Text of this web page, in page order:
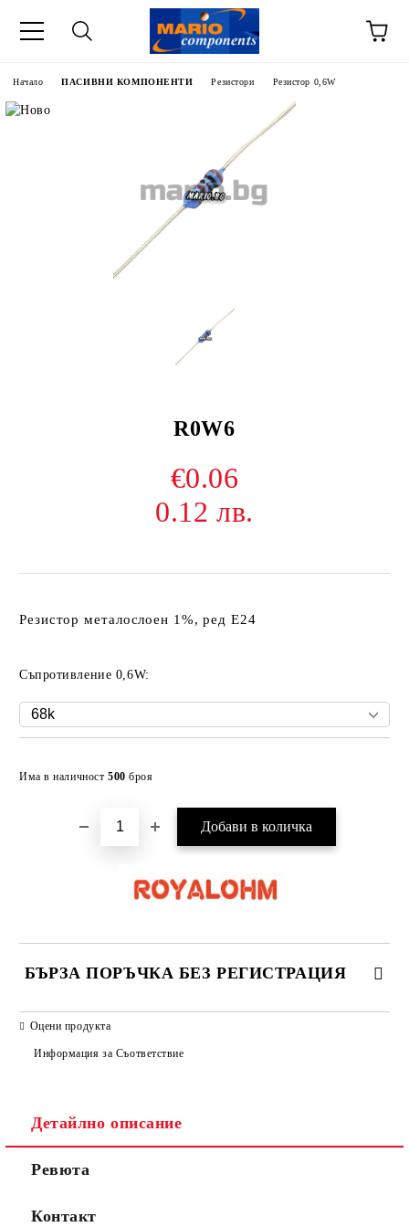
Начало ПАСИВНИ КОМПОНЕНТИ Резистори Резистор 0,6W
R0W6
€0.06
0.12 лв.
Резистор металослоен 1%, ред Е24
Съпротивление 0,6W:
Има в наличност 500 броя
БЪРЗА ПОРЪЧКА БЕЗ РЕГИСТРАЦИЯ
Съгласен съм с
Ние ще се свържем с вас в рамките на работния ден.
Оцени продукта
Информация за Съответствие
Детайлно описание
Ревюта
Контакт